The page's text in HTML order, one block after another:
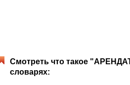
Смотреть что такое
словарях: